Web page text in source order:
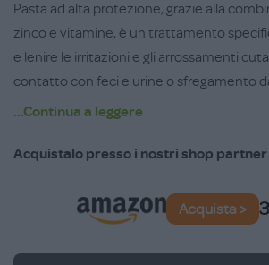
Pasta ad alta protezione, grazie alla
zinco e vitamine, è un trattamento
e lenire le irritazioni e gli arrossamenti
contatto con feci e urine o sfregamento
Indicata anche in caso di irritazione della
allergiche, ad elevata tollerabilità e senza
Tubo da 100 ml.
...Continua a leggere
Acquistalo presso i nostri shop partner
Acquista >